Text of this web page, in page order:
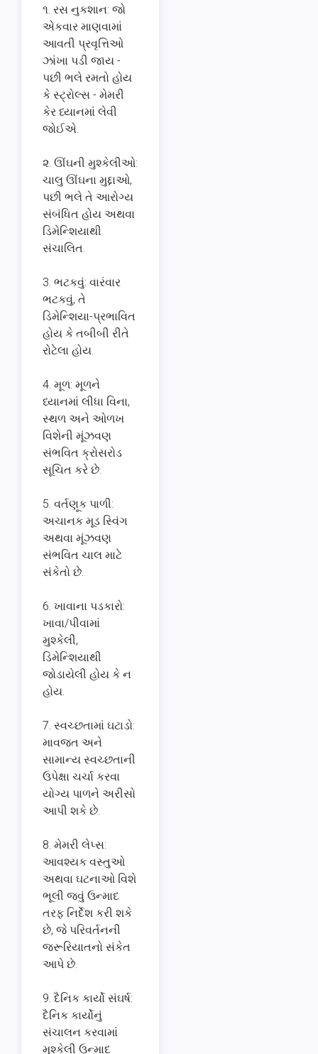
૧. રસ નુકશાન: જો
એકવાર માણવામાં
આવતી પ્રવૃત્તિઓ
ઝાંખા પડી જાય -
પછી ભલે રમતો હોય
કે સ્ટ્રોલ્સ - મેમરી
કેર ધ્યાનમાં લેવી
જોઈએ.
૨. ઊંઘની મુશ્કેલીઓ:
ચાલુ ઊંઘના મુદ્દાઓ,
પછી ભલે તે આરોગ્ય
સંબંધિત હોય અથવા
ડિમેન્શિયાથી
સંચાલિત.
3. ભટકવું: વારંવાર
ભટકવું, તે
ડિમેન્શિયા-પ્રભાવિત
હોય કે તબીબી રીતે
રોટેલા હોય.
4. મૂળ: મૂળને
ધ્યાનમાં લીધા વિના,
સ્થળ અને ઓળખ
વિશેની મૂંઝવણ
સંભવિત ક્રોસરોડ
સૂચિત કરે છે.
5. વર્તણૂક પાળી:
અચાનક મૂડ સ્વિંગ
અથવા મૂંઝવણ
સંભવિત ચાલ માટે
સંકેતો છે.
6. ખાવાના પડકારો:
ખાવા/પીવામાં
મુશ્કેલી,
ડિમેન્શિયાથી
જોડાયેલી હોય કે ન
હોય.
7. સ્વચ્છતામાં ઘટાડો:
માવજત અને
સામાન્ય સ્વચ્છતાની
ઉપેક્ષા ચર્ચા કરવા
યોગ્ય પાળને અરીસો
આપી શકે છે.
8. મેમરી લેપ્સ:
આવશ્યક વસ્તુઓ
અથવા ઘટનાઓ વિશે
ભૂલી જવું ઉન્માદ
તરફ નિર્દેશ કરી શકે
છે, જે પરિવર્તનની
જરૂરિયાતનો સંકેત
આપે છે.
9. દૈનિક કાર્યો સંઘર્ષ:
દૈનિક કાર્યોનું
સંચાલન કરવામાં
મુશ્કેલી ઉન્માદ